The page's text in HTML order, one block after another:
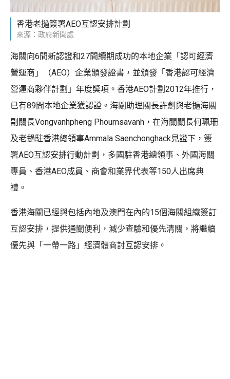
香港老撾簽署AEO互認安排計劃
來源：政府新聞處
海關向6間新認證和27間續期成功的本地企業「認可經濟
營運商」（AEO）企業頒發證書，並頒發「香港認可經濟
營運商夥伴計劃」年度獎項。香港AEO計劃2012年推行，
已有89間本地企業獲認證。海關助理關長許劍與老撾海關
副關長Vongvanhpheng Phoumsavanh，在海關關長何珮珊
及老撾駐香港總領事Ammala Saenchonghack見證下，簽
署AEO互認安排行動計劃，多國駐香港總領事、外國海關
專員、香港AEO成員、商會和業界代表等150人出席典
禮。
香港海關已經與包括內地及澳門在內的15個海關組織簽訂
互認安排，提供通關便利，減少查驗和優先清關，將繼續
優先與「一帶一路」經濟體商討互認安排。